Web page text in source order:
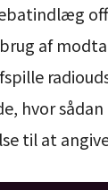
af
hvor
til at